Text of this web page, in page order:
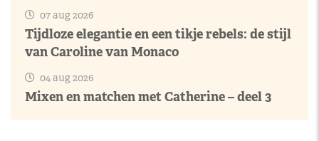
07 aug 2026
Tijdloze elegantie en een tikje rebels: de stijl
van Caroline van Monaco
04 aug 2026
Mixen en matchen met Catherine – deel 3